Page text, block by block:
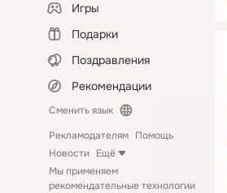
Игры
Подарки
Поздравления
Рекомендации
Сменить язык
Рекламодателям Помощь
Новости Ещё
Мы применяем
рекомендательные технологии